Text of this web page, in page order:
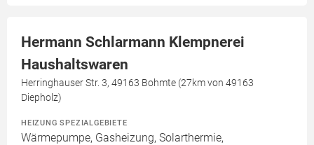
Hermann Schlarmann Klempnerei
Haushaltswaren
Herringhauser Str. 3, 49163 Bohmte (27km von 49163
Diepholz)
HEIZUNG SPEZIALGEBIETE
Wärmepumpe, Gasheizung, Solarthermie,